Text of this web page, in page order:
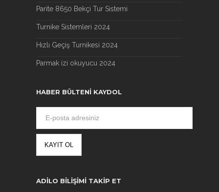
Parite 8650 Bekçi Tur Sistemi
Turnike Sistemleri 2024
Hızlı Geçiş Turnikesi 2024
Parmak izi okuyucu 2024
HABER BÜLTENI KAYDOL
ADILO BILIŞIMI TAKIP ET